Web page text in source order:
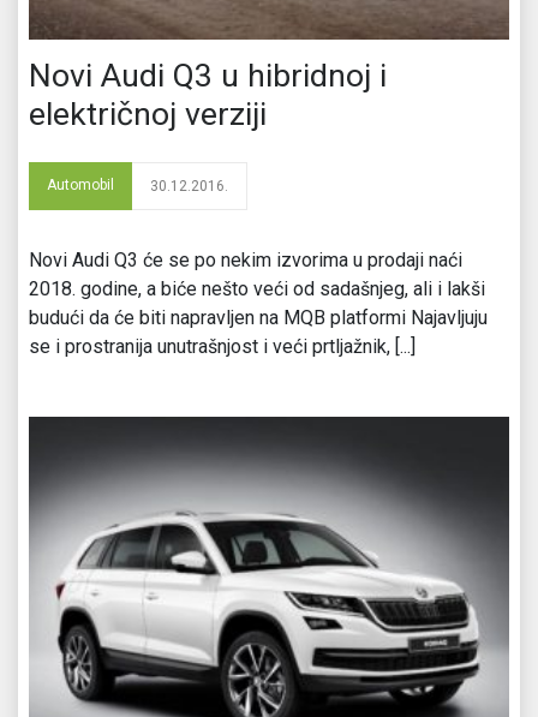
Novi Audi Q3 u hibridnoj i
električnoj verziji
Automobil 30.12.2016.
Novi Audi Q3 će se po nekim izvorima u prodaji naći
2018. godine, a biće nešto veći od sadašnjeg, ali i lakši
budući da će biti napravljen na MQB platformi Najavljuju
se i prostranija unutrašnjost i veći prtljažnik, [...]